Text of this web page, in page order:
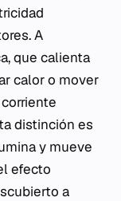
A
que calienta
calor o mover
distinción es
y mueve
efecto
a